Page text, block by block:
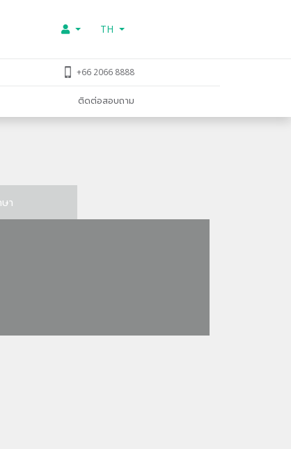
TH
+66 2066 8888
ติดต่อสอบถาม
า